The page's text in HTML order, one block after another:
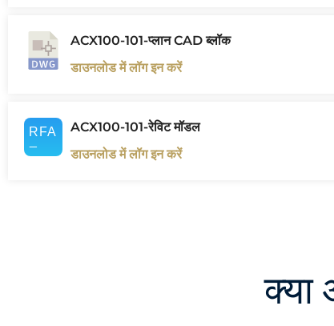
ACX100-101-प्लान CAD ब्लॉक
डाउनलोड में लॉग इन करें
ACX100-101-रेविट मॉडल
डाउनलोड में लॉग इन करें